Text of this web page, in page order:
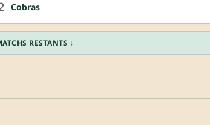
Cobras
RESTANTS ↓